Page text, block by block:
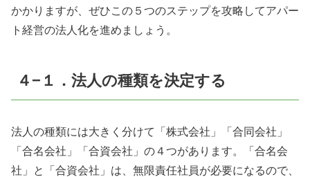
かかりますが、ぜひこの５つのステップを攻略してアパー
ト経営の法人化を進めましょう。
４−１．法人の種類を決定する
法人の種類には大きく分けて「株式会社」「合同会社」
「合名会社」「合資会社」の４つがあります。「合名会
社」と「合資会社」は、無限責任社員が必要になるので、